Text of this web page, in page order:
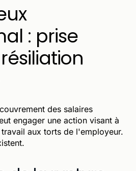
: prise
des salaires
engager une action visant à
aux torts de l'employeur.